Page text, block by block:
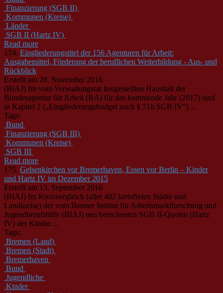
Finanzierung (SGB II)
Kommunen (Kreise)
Länder
SGB II (Hartz IV)
Read more
174. Eingliederungstitel der 156 Agenturen für Arbeit:
Ausgabemittel, Förderung der beruflichen Weiterbildung - Aus- und
Rückblick
Erstellt am 28. November 2016
(BIAJ) Im vom Verwaltungsrat festgestellten Haushalt der
Bundesagentur für Arbeit (BA) für das kommende Jahr (2017) sind
in Kapitel 2 („Eingliederungsbudget nach § 71b SGB IV“) ...
Tags:
Bund
Finanzierung (SGB III)
Kommunen (Kreise)
SGB III
Read more
175. Gelsenkirchen vor Bremerhaven, Essen vor Berlin – Kinder
und Hartz IV im Dezember 2015
Erstellt am 13. September 2016
(BIAJ) Im Kreisvergleich (aller 402 kreisfreien Städte und
Landkreise) der vom Bremer Institut für Arbeitsmarktforschung und
Jugendberufshilfe (BIAJ) neu berechneten SGB II-Quoten (Hartz
IV) der Kinder ...
Tags:
Bremen (Land)
Bremen (Stadt)
Bremerhaven
Bund
Jugendliche
Kinder